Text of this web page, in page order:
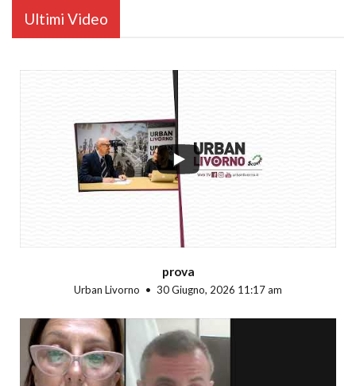
Ultimi Video
prova
Urban Livorno 30 Giugno, 2026 11:17 am